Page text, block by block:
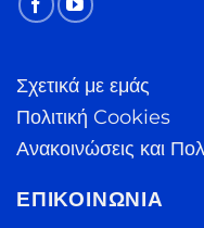
Σχετικά με εμάς
Πολιτική Cookies
Ανακοινώσεις και
ΕΠΙΚΟΙΝΩΝΊΑ